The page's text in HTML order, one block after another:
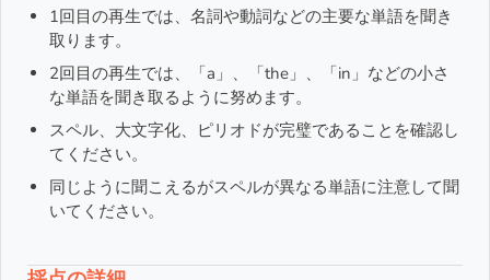
1回目の再生では、名詞や動詞などの主要な単語を聞き
取ります。
2回目の再生では、「a」、「the」、「in」などの小さ
な単語を聞き取るように努めます。
スペル、大文字化、ピリオドが完璧であることを確認し
てください。
同じように聞こえるがスペルが異なる単語に注意して聞
いてください。